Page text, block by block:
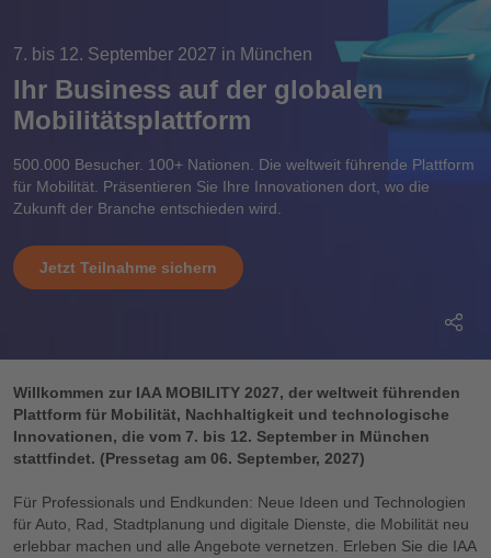
7. bis 12. September 2027 in München
Ihr Business auf der globalen
Mobilitätsplattform
500.000 Besucher. 100+ Nationen. Die weltweit führende Plattform
für Mobilität. Präsentieren Sie Ihre Innovationen dort, wo die
Zukunft der Branche entschieden wird.
Jetzt Teilnahme sichern
Willkommen zur IAA MOBILITY 2027, der weltweit führenden
Plattform für Mobilität, Nachhaltigkeit und technologische
Innovationen, die vom 7. bis 12. September in München
stattfindet. (Pressetag am 06. September, 2027)
Für Professionals und Endkunden: Neue Ideen und Technologien
für Auto, Rad, Stadtplanung und digitale Dienste, die Mobilität neu
erlebbar machen und alle Angebote vernetzen. Erleben Sie die IAA